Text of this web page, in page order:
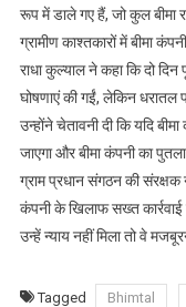
रूप में डाले गए हैं, जो कुल बीमा
ग्रामीण काश्तकारों में बीमा
राधा कुल्याल ने कहा कि दो
घोषणाएं की गईं, लेकिन धरातल
उन्होंने चेतावनी दी कि यदि
जाएगा और बीमा कंपनी का
ग्राम प्रधान संगठन की संरक्षक
कंपनी के खिलाफ सख्त
उन्हें न्याय नहीं मिला तो वे
Tagged Bhimtal